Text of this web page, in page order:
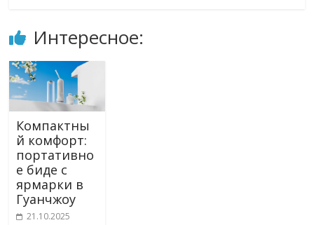
Интересное:
Компактны
й комфорт:
портативно
е биде с
ярмарки в
Гуанчжоу
21.10.2025